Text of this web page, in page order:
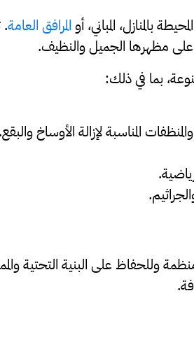
بالمنازل، المباني، أو المرافق العامة.
على مظهرها الجميل والنظيف.
بما في ذلك:
المناسبة لإزالة الأوساخ والبقع.
وللحفاظ على البنية التحتية